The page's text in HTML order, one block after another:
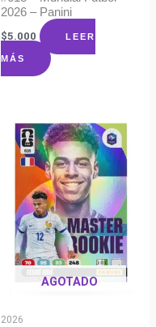
2026 – Panini
$5.000 LEER
MÁS
AGOTADO
2026